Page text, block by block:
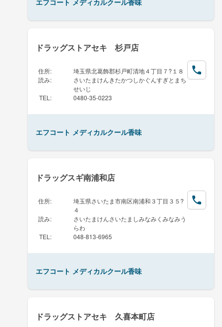
ドラッグストアセキ 杉戸店
住所:
埼玉県北葛飾郡杉戸町清地４丁目７?１８
読み:
さいたまけんきたかつしかぐんすぎとまち
せいじ
TEL : 0480-35-0223
エフコート メディカルクール香味
ドラッグスギ南浦和店
住所:
埼玉県さいたま市南区南浦和３丁目３５?
４
読み:
さいたまけんさいたましみなみくみなみう
らわ
TEL : 048-813-6965
エフコート メディカルクール香味
ドラッグストアセキ 久喜本町店